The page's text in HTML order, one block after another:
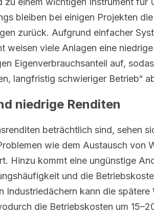
bleiben bei einigen Projekten
zurück. Aufgrund einfacher
weisen viele Anlagen eine
Eigenverbrauchsanteil auf,
langfristig schwieriger Betrieb“
niedrige Renditen
beträchtlich sind, sehen
wie dem Austausch von
Hinzu kommt eine ungünstige
und die
Industriedächern kann die spätere
die Betriebskosten um